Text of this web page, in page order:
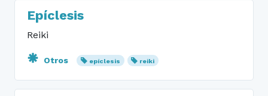
Epíclesis
Reiki
Otros epíclesis reiki